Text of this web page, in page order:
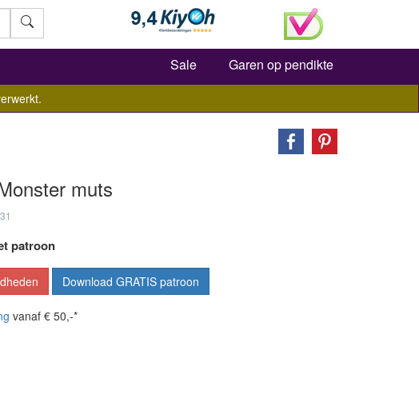
Zoeken
Sale Garen op pendikte
muts
patroon
Download GRATIS patroon
vanaf € 50,-*